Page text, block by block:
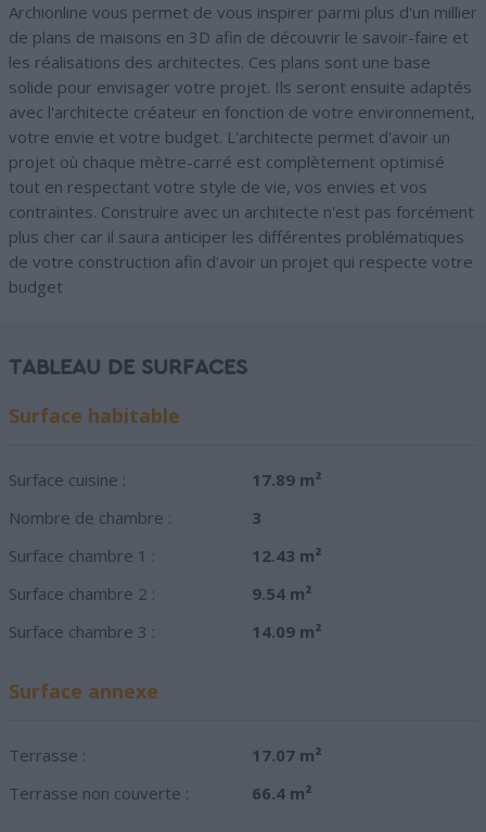
Archionline vous permet de vous inspirer parmi plus d'un millier
de plans de maisons en 3D afin de découvrir le savoir-faire et
les réalisations des architectes. Ces plans sont une base
solide pour envisager votre projet. Ils seront ensuite adaptés
avec l'architecte créateur en fonction de votre environnement,
votre envie et votre budget. L'architecte permet d'avoir un
projet où chaque mètre-carré est complètement optimisé
tout en respectant votre style de vie, vos envies et vos
contraintes. Construire avec un architecte n'est pas forcément
plus cher car il saura anticiper les différentes problématiques
de votre construction afin d'avoir un projet qui respecte votre
budget
TABLEAU DE SURFACES
Surface habitable
Surface cuisine :
17.89 m²
Nombre de chambre :
3
Surface chambre 1 :
12.43 m²
Surface chambre 2 :
9.54 m²
Surface chambre 3 :
14.09 m²
Surface annexe
Terrasse :
17.07 m²
Terrasse non couverte :
66.4 m²